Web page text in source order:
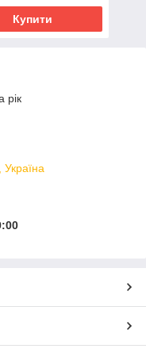
Купити
рік
Україна